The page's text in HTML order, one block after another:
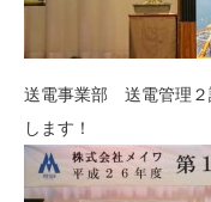
送電事業部 送電管理
します！